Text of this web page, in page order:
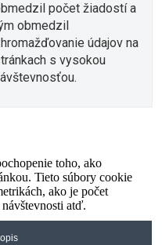
počet žiadostí a
obmedzil
údajov na
s vysokou
toho, ako
Tieto súbory cookie
ako je počet
atď.